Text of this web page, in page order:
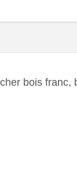
bois franc,